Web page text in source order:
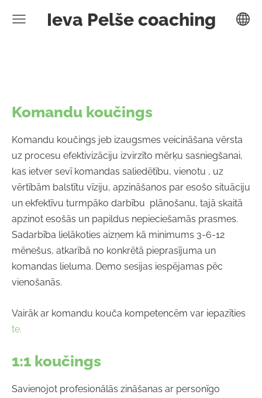
Ieva Pelše coaching
Komandu koučings
Komandu koučings jeb izaugsmes veicināšana vērsta
uz procesu efektivizāciju izvirzīto mērķu sasniegšanai,
kas ietver sevī komandas saliedētību, vienotu , uz
vērtībām balstītu vīziju, apzināšanos par esošo situāciju
un ekfektīvu turmpāko darbību plānošanu, tajā skaitā
apzinot esošās un papildus nepieciešamās prasmes.
Sadarbība lielākoties aizņem kā minimums 3-6-12
mēnešus, atkarībā no konkrētā pieprasījuma un
komandas lieluma. Demo sesijas iespējamas pēc
vienošanās.
Vairāk ar komandu kouča kompetencēm var iepazīties
te.
1:1 koučings
Savienojot profesionālās zināšanas ar personīgo